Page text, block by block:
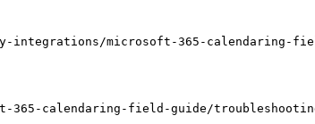
integrations/microsoft-365-calendaring-
calendaring-field-guide/